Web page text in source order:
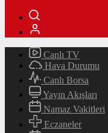
Canlı TV
Hava Durumu
Canlı Borsa
Yayın Akışları
Namaz Vakitleri
Eczaneler